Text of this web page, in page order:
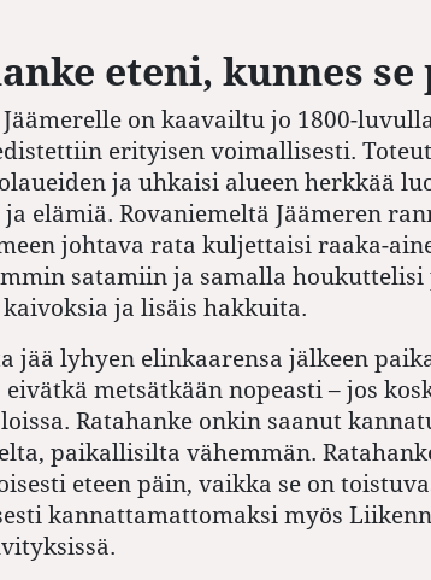
eteni, kunnes
on kaavailtu jo 1800-
erityisen voimallisesti.
ja uhkaisi alueen herkkää
elämiä. Rovaniemeltä Jäämeren
johtava rata kuljettaisi raaka-
satamiin ja samalla houkuttelisi
ja lisäis hakkuita.
jää lyhyen elinkaarensa jälkeen
metsätkään nopeasti – jos
Ratahanke onkin saanut
paikallisilta vähemmän.
eteen päin, vaikka se on
kannattamattomaksi myös